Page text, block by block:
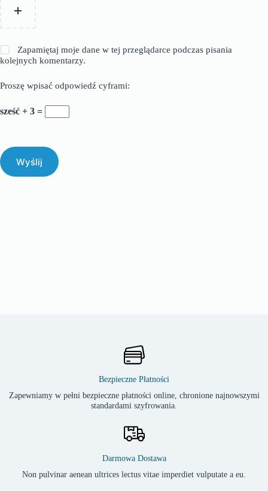
Zapamiętaj moje dane w tej przeglądarce podczas pisania
kolejnych komentarzy.
Proszę wpisać odpowiedź cyframi:
sześć + 3 =
Wyślij
Bezpieczne Płatności
Zapewniamy w pełni bezpieczne płatności online, chronione najnowszymi
standardami szyfrowania.
Darmowa Dostawa
Non pulvinar aenean ultrices lectus vitae imperdiet vulputate a eu.